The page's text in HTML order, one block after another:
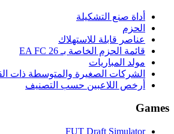
أداة صنع التشكيلة
الحزم
عناصر قابلة للاستهلاك
قائمة الحزم الخاصة بـ EA FC 26
مولد المباريات
الشركات الصغيرة والمتوسطة ذات
أرخص اللاعبين حسب التصنيف
Games
FUT Draft Simulator